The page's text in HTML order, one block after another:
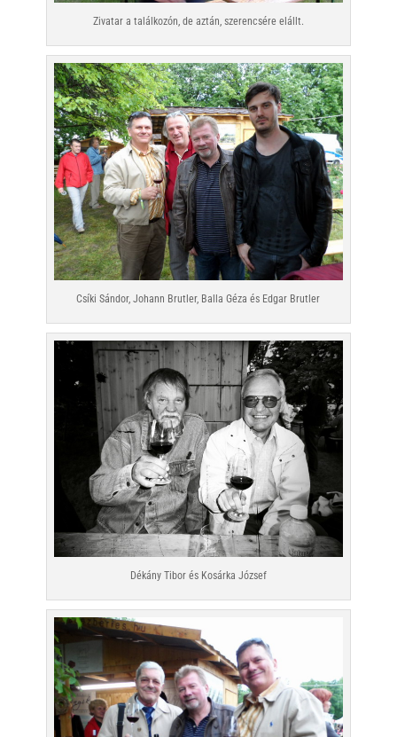
Zivatar a találkozón, de aztán, szerencsére elállt.
Csíki Sándor, Johann Brutler, Balla Géza és Edgar Brutler
Dékány Tibor és Kosárka József